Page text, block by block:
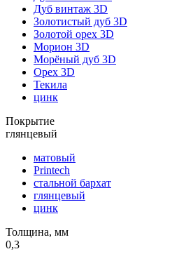
Дуб винтаж 3D
Золотистый дуб 3D
Золотой орех 3D
Морион 3D
Морёный дуб 3D
Орех 3D
Текила
цинк
Покрытие
глянцевый
матовый
Printech
стальной бархат
глянцевый
цинк
Толщина, мм
0,3